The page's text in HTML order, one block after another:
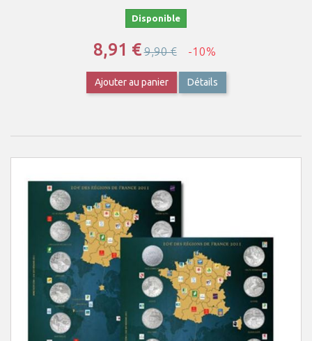
Disponible
8,91 €9,90 € -10%
Ajouter au panier Détails